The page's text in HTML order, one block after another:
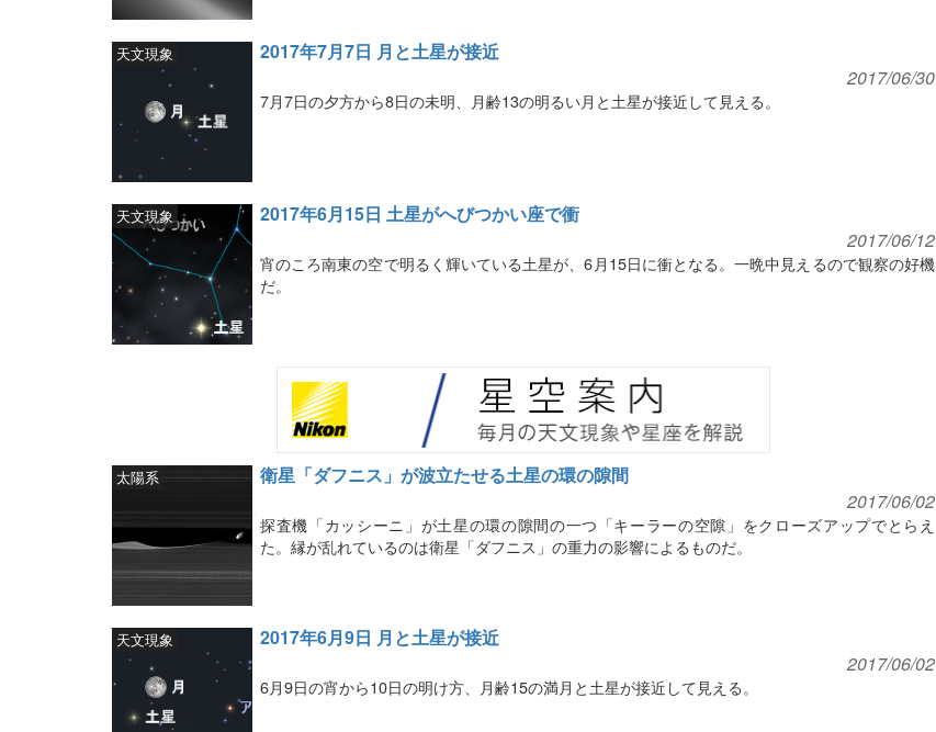
2017年7月7日 月と土星が接近
天文現象
2017/06/30
7月7日の夕方から8日の未明、月齢13の明るい月と土星が接近して見える。
2017年6月15日 土星がへびつかい座で衝
天文現象
2017/06/12
宵のころ南東の空で明るく輝いている土星が、6月15日に衝となる。一晩中見えるので観察の好機
だ。
衛星「ダフニス」が波立たせる土星の環の隙間
太陽系
2017/06/02
探査機「カッシーニ」が土星の環の隙間の一つ「キーラーの空隙」をクローズアップでとらえ
た。縁が乱れているのは衛星「ダフニス」の重力の影響によるものだ。
2017年6月9日 月と土星が接近
天文現象
2017/06/02
6月9日の宵から10日の明け方、月齢15の満月と土星が接近して見える。